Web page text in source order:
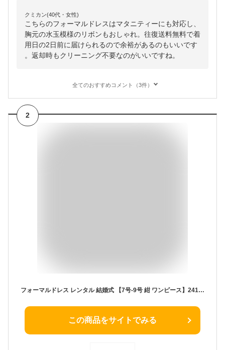
クミカン(40代・女性)
こちらのフォーマルドレスはマタニティーにも対応し、
胸元の水玉模様のリボンもおしゃれ。往復送料無料で着
用日の2日前に届けられるので余裕があるのもいいです
。返却時もクリーニング不要なのがいいですね。
全てのおすすめコメント（3件）
2
フォーマルドレス レンタル 結婚式 【7号-9号 紺 ワンピース】241038-g-a フォーマルドレス 結婚式 ミセス ゲストドレス 演奏会 発表会 パーティー お呼ばれ 服装 20代 30代 40代【送料無料】【レンタル】
この商品をサイトでみる